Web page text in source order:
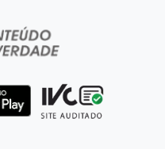
de carro e
por 2 a 0 e sobe